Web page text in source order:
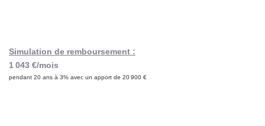
Simulation de remboursement :
1 043 €/mois
pendant 20 ans à 3% avec un apport de 20 900 €